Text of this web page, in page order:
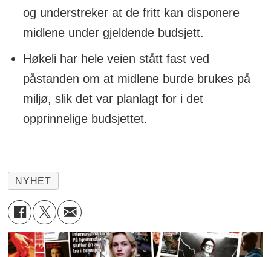
og understreker at de fritt kan disponere
midlene under gjeldende budsjett.
Høkeli har hele veien stått fast ved
påstanden om at midlene burde brukes på
miljø, slik det var planlagt for i det
opprinnelige budsjettet.
NYHET